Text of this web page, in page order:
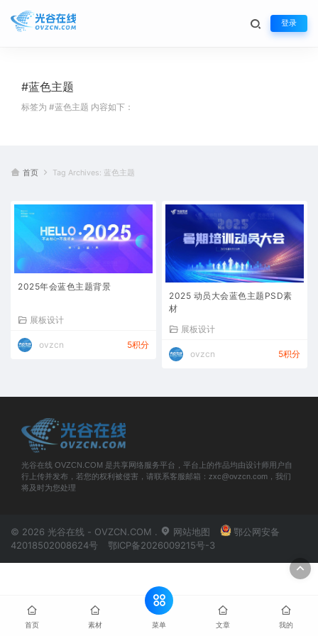
登录
#蓝色主题
标签为 #蓝色主题 内容如下：
首页 Tag Archives: 蓝色主题
2025年会蓝色主题背景
展板设计
ovzcn 5积分
2025 动员大会蓝色主题PSD素
材
展板设计
ovzcn 5积分
光谷在线 OVZCN.COM 是共享网络服务平台，平台上的作品均由设计师用户自
行上传并发布，若您的权利被侵害，请联系客服邮箱：zxc@ovzcn.com，我们
将及时为您处理
© 2026 光谷在线 - OVZCN.COM . 网站地图
鄂公网安备
42018502008624号
鄂ICP备2026009215号-3
首页 素材 菜单 文章 我的